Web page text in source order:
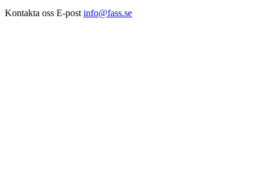
Kontakta oss E-post info@fass.se